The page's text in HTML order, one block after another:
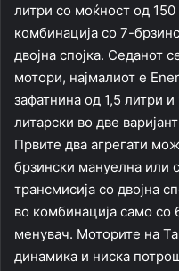
литри со моќност од
комбинација со 7-
двојна спојка. Седанот
мотори, најмалиот е
зафатнина од 1,5 литри
литарски во две
Првите два агрегати
брзински мануелна или
трансмисија со двојна
во комбинација само со
менувач. Моторите на
динамика и ниска